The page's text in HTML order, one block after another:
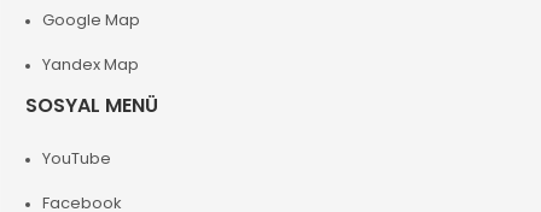
Google Map
Yandex Map
SOSYAL MENÜ
YouTube
Facebook